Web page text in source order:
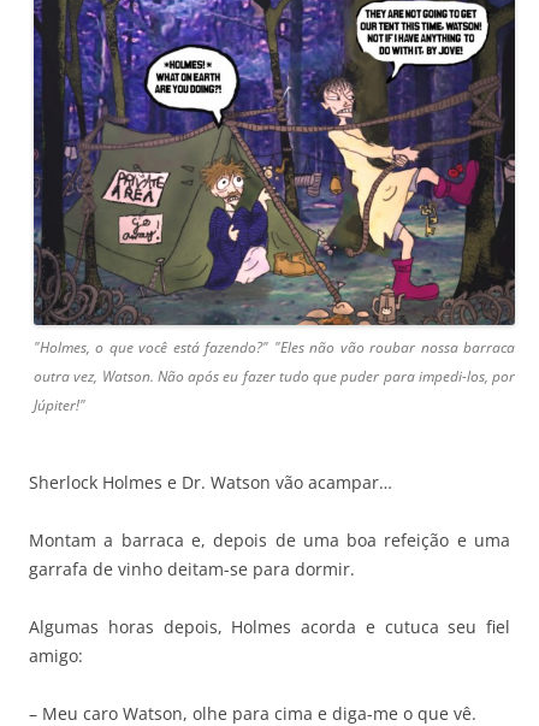
"Holmes, o que você está fazendo?" "Eles não vão roubar nossa barraca
outra vez, Watson. Não após eu fazer tudo que puder para impedi-los, por
Júpiter!"
Sherlock Holmes e Dr. Watson vão acampar…
Montam a barraca e, depois de uma boa refeição e uma
garrafa de vinho deitam-se para dormir.
Algumas horas depois, Holmes acorda e cutuca seu fiel
amigo:
– Meu caro Watson, olhe para cima e diga-me o que vê.